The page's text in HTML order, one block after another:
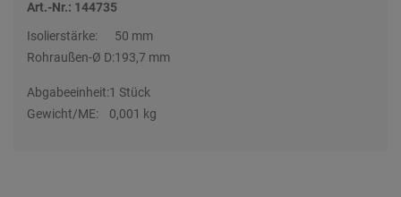
Art.-Nr.: 144735
Isolierstärke:
50 mm
Rohraußen-Ø D:193,7 mm
Abgabeeinheit:1 Stück
Gewicht/ME:
0,001 kg